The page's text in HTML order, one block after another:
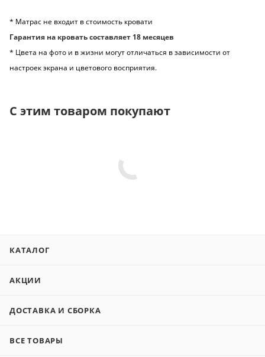
* Матрас не входит в стоимость кровати
Гарантия на кровать составляет 18 месяцев
* Цвета на фото и в жизни могут отличаться в зависимости от
настроек экрана и цветового восприятия.
С этим товаром покупают
КАТАЛОГ
АКЦИИ
ДОСТАВКА И СБОРКА
ВСЕ ТОВАРЫ